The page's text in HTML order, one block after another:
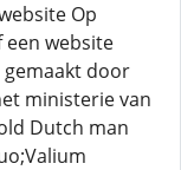
Op
website
door
ministerie van
Dutch man